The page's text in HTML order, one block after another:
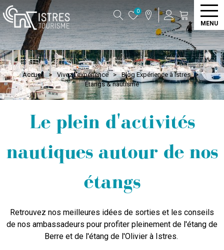
0
MENU
Accueil > Vivez l'expérience > Blog Expérience à Istres
>
Étangs & nautisme
Le plein d'activités
nautiques autour de nos
étangs
Retrouvez nos meilleures idées de sorties et les conseils
de nos ambassadeurs pour profiter pleinement de l'étang de
Berre et de l'étang de l'Olivier à Istres.